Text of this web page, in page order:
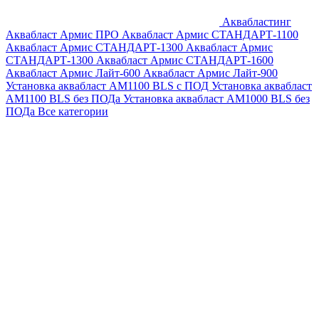
Аквабластинг
Аквабласт Армис ПРО Аквабласт Армис СТАНДАРТ-1100
Аквабласт Армис СТАНДАРТ-1300 Аквабласт Армис
СТАНДАРТ-1300 Аквабласт Армис СТАНДАРТ-1600
Аквабласт Армис Лайт-600 Аквабласт Армис Лайт-900
Установка аквабласт AM1100 BLS с ПОД Установка аквабласт
AM1100 BLS без ПОДа Установка аквабласт AM1000 BLS без
ПОДа Все категории